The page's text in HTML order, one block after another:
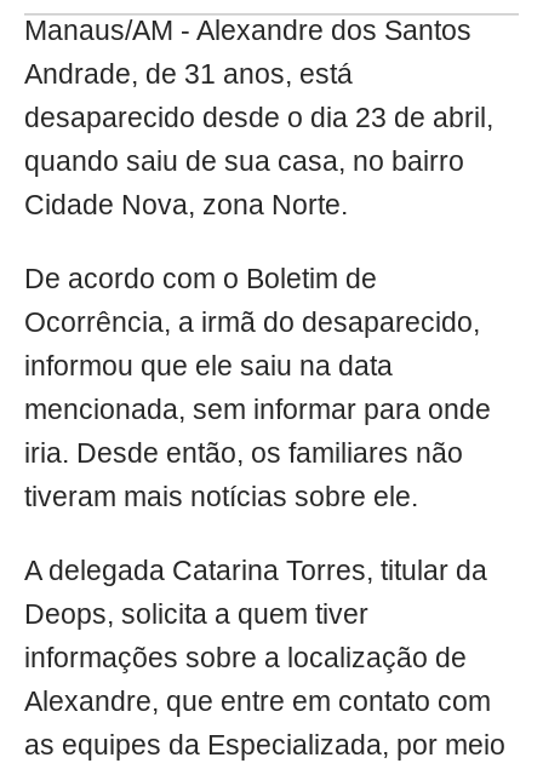
Manaus/AM - Alexandre dos Santos
Andrade, de 31 anos, está
desaparecido desde o dia 23 de abril,
quando saiu de sua casa, no bairro
Cidade Nova, zona Norte.
De acordo com o Boletim de
Ocorrência, a irmã do desaparecido,
informou que ele saiu na data
mencionada, sem informar para onde
iria. Desde então, os familiares não
tiveram mais notícias sobre ele.
A delegada Catarina Torres, titular da
Deops, solicita a quem tiver
informações sobre a localização de
Alexandre, que entre em contato com
as equipes da Especializada, por meio